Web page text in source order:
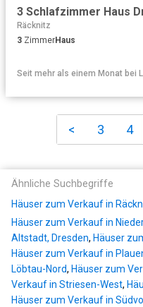
Räcknitz
3 ZimmerHaus
Seit mehr als einem Monat bei
< 3 4
Ähnliche Suchbegriffe
Häuser zum Verkauf in
Häuser zum Verkauf in
Altstadt, Dresden, Häuser
Häuser zum Verkauf in
Löbtau-Nord, Häuser zum
Verkauf in Striesen-West,
Häuser zum Verkauf in